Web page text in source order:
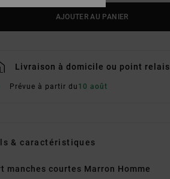
AJOUTER AU PANIER
Livraison à domicile ou point relais
Prévue à partir du 10 août
& caractéristiques
manches courtes Marron Homme